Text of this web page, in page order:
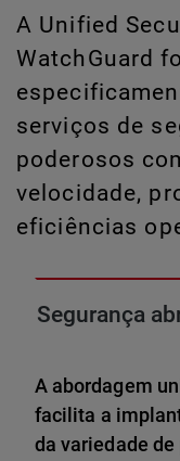
A Unified
WatchGuard
serviços de
poderosos
velocidade,
eficiências
Segurança
A abordagem
facilita a
da variedade